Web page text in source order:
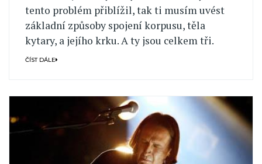
tento problém přiblížil, tak ti musím uvést
základní způsoby spojení korpusu, těla
kytary, a jejího krku. A ty jsou celkem tři.
ČÍST DÁLE